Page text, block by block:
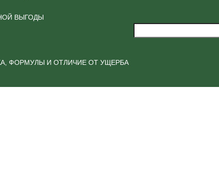
ВЫГОДЫ
ФОРМУЛЫ И ОТЛИЧИЕ ОТ УЩЕРБА